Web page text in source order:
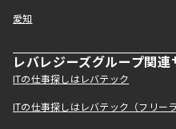
愛知
レバレジーズグループ関連
ITの仕事探しはレバテック
ITの仕事探しはレバテック（フリー